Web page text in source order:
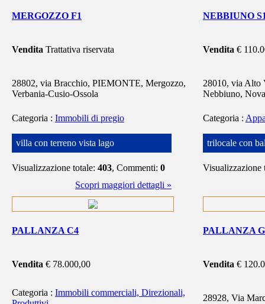
MERGOZZO F1
Vendita Trattativa riservata
28802, via Bracchio, PIEMONTE, Mergozzo,
Verbania-Cusio-Ossola
Categoria : Immobili di pregio
villa con terreno vista lago
Visualizzazione totale: 403, Commenti: 0
Scopri maggiori dettagli »
NEBBIUNO
Vendita €
28010, via Alto
Nebbiuno,
Categoria :
trilocale con
Visualizzazione
PALLANZA C4
Vendita € 78.000,00
Categoria : Immobili commerciali, Direzionali,
PALLANZA
Vendita €
28928, Via